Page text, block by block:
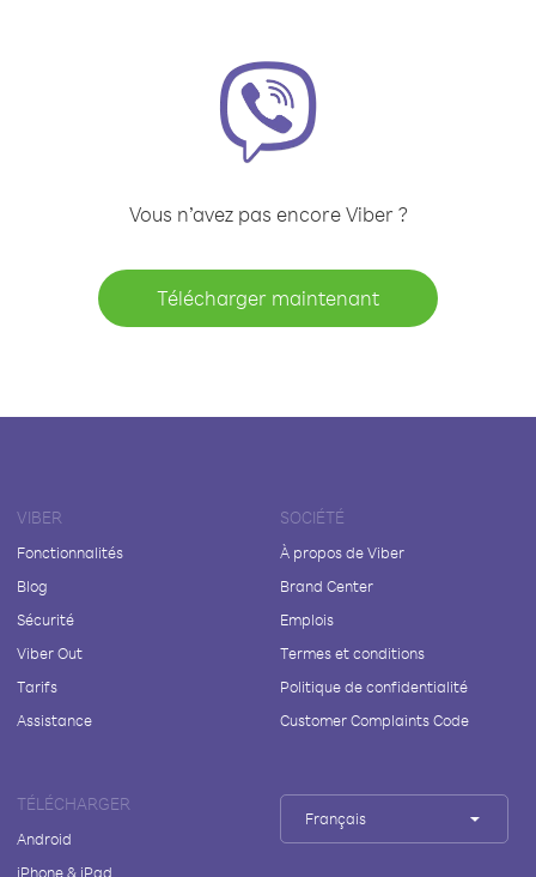
Vous n’avez pas encore Viber ?
Télécharger maintenant
VIBER
Fonctionnalités
Blog
Sécurité
Viber Out
Tarifs
Assistance
SOCIÉTÉ
À propos de Viber
Brand Center
Emplois
Termes et conditions
Politique de confidentialité
Customer Complaints Code
TÉLÉCHARGER
Android
iPhone & iPad
Français